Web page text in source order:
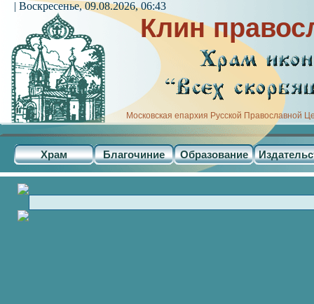
Клин
Московская епархия Русской Православной
Храм Благочиние Образование
| Воскресенье, 09.08.2026, 06:43